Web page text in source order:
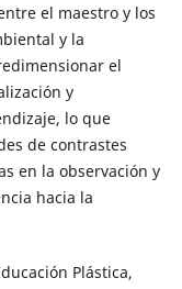
el maestro y los
y la
el
y
lo que
de contrastes
en la observación y
hacia la
Plástica,